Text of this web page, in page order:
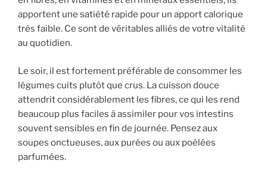
apportent une satiété rapide pour un apport calorique
très faible. Ce sont de véritables alliés de votre vitalité
au quotidien.
Le soir, il est fortement préférable de consommer les
légumes cuits plutôt que crus. La cuisson douce
attendrit considérablement les fibres, ce qui les rend
beaucoup plus faciles à assimiler pour vos intestins
souvent sensibles en fin de journée. Pensez aux
soupes onctueuses, aux purées ou aux poêlées
parfumées.